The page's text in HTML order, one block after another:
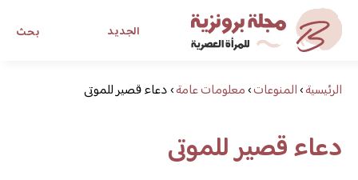
بحث الجديد
مجلة برونزية للفتاة العصرية
ابحث عن أي موضوع يهمك
الرئيسية›المنوعات›معلومات عامة›دعاء قصير للموتى
دعاء قصير للموتى